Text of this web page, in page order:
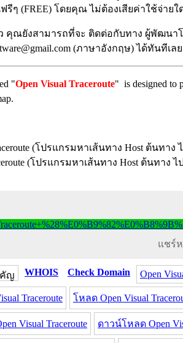
รีๆ (FREE) โดยคุณ ไม่ต้องเสียค่าใช้จ่ายใ
คุณยังสามารถที่จะ ติดต่อกับทาง ผู้พัฒนา
(ภาษาอังกฤษ) ได้ทันทีเลย
"Open Visual Traceroute" is designed to
แชร์
ญ WHOIS Check Domain Open
Traceroute โหลด Open Visual
Visual Traceroute ดาวน์โหลด Open